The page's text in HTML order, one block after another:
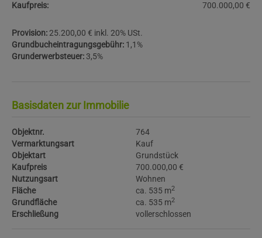
Kaufpreis: 700.000,00 €
Provision:25.200,00 € inkl. 20% USt.
Grundbucheintragungsgebühr: 1,1%
Grunderwerbsteuer: 3,5%
Basisdaten zur Immobilie
Objektnr.
764
Vermarktungsart
Kauf
Objektart
Grundstück
Kaufpreis
700.000,00 €
Nutzungsart
Wohnen
Fläche
ca. 535 m2
Grundfläche ca. 535 m2
Erschließung vollerschlossen